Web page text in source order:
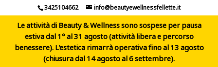
3425104662 info@beautyewellnessfellette.it
Le attività di Beauty & Wellness sono sospese per pausa
estiva dal 1° al 31 agosto (attività libera e percorso
benessere). L'estetica rimarrà operativa fino al 13 agosto
(chiusura dal 14 agosto al 6 settembre).